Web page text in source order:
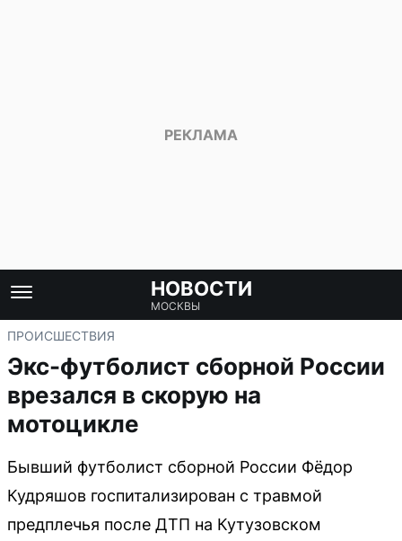
НОВОСТИ
МОСКВЫ
ПРОИСШЕСТВИЯ
Экс-футболист сборной России
врезался в скорую на
мотоцикле
Бывший футболист сборной России Фёдор
Кудряшов госпитализирован с травмой
предплечья после ДТП на Кутузовском